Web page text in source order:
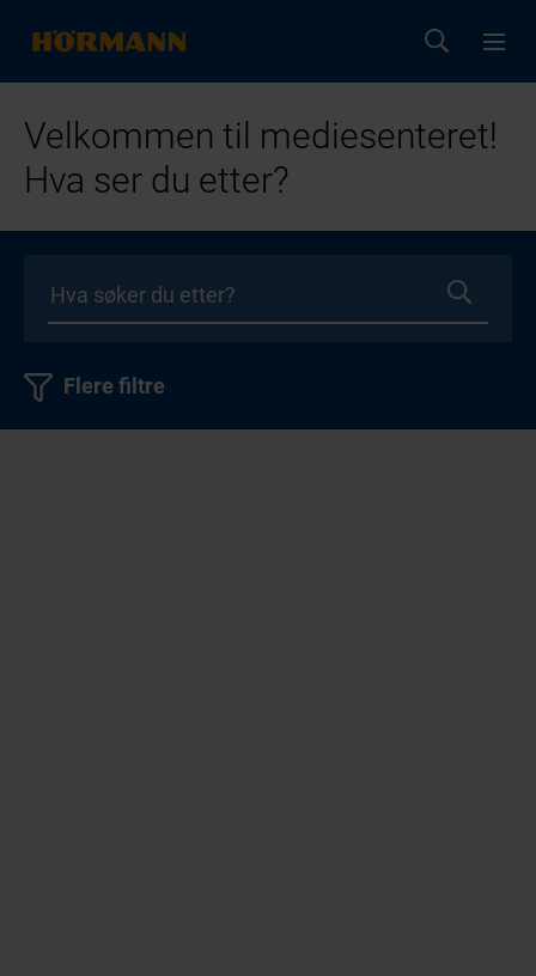
Velkommen til mediesenteret!
Hva ser du etter?
Flere filtre